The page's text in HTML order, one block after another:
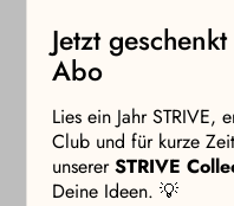
Jetzt
Abo
Lies ein Jahr STRIVE,
Club und für kurze
unsererSTRIVE
Deine Ideen. 💡